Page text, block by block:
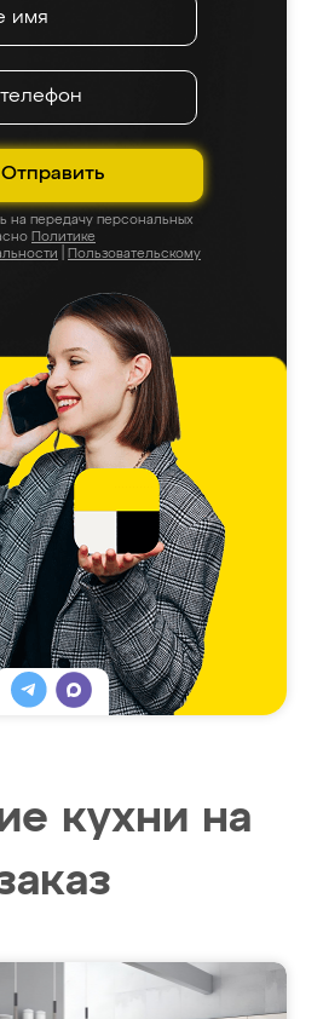
Отправить
на передачу персональных
Политике
Пользовательскому
кухни на